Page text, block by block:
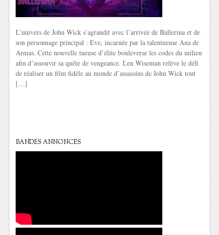
L’univers de John Wick s’agrandit avec l’arrivée de Ballerina et de
son personnage principal : Eve, incarnée par la talentueuse Ana de
Armas. Cette nouvelle tueuse d’élite bouleverse les codes du milieu
afin d’assouvir sa quête de vengeance. Len Wiseman relève le défi
de réaliser un film fidèle au monde d’assassins de John Wick tout
[…]
BANDES ANNONCES